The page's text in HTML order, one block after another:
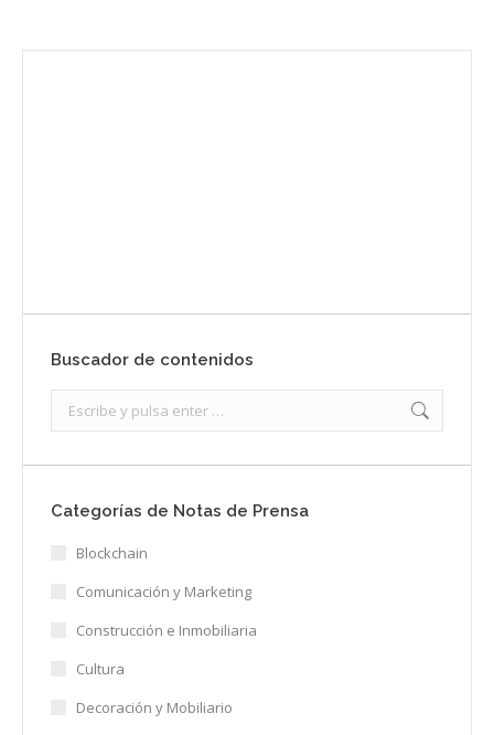
Buscador de contenidos
Categorías de Notas de Prensa
Blockchain
Comunicación y Marketing
Construcción e Inmobiliaria
Cultura
Decoración y Mobiliario